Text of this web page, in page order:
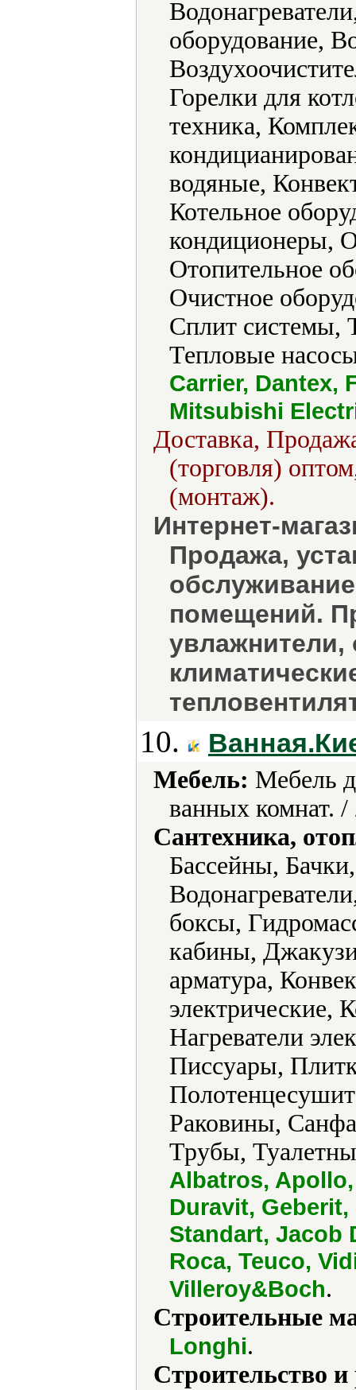
оборудование,
Горелки для
техника,
водяные,
Котельное
кондиционеры,
Отопительное
Очистное
Сплит системы,
Тепловые
Carrier, Dantex,
Mitsubishi
Доставка,
(торговля)
(монтаж).
Интернет-
Продажа,
помещений.
увлажнители,
10.
Мебель: Мебель
ванных комнат. /
Сантехника,
Бассейны,
боксы,
кабины,
арматура,
электрические,
Нагреватели
Писсуары,
Раковины,
Трубы,
Albatros,
Duravit,
Standart, Jacob
Roca, Teuco,
Villeroy&Boch.
Строительные
Longhi.
Строительство